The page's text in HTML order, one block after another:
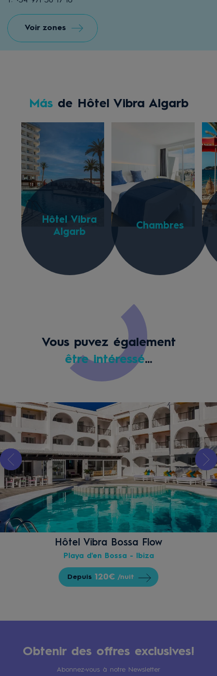
Voir zones
Másde Hôtel Vibra Algarb
Hôtel Vibra
Algarb
Chambres
Vous puvez également
être intéressé...
Hôtel Vibra Bossa Flow
Playa d'en Bossa - Ibiza
Depuis 120€ /nuit
Obtenir des offres exclusives!
Abonnez-vous à notre Newsletter